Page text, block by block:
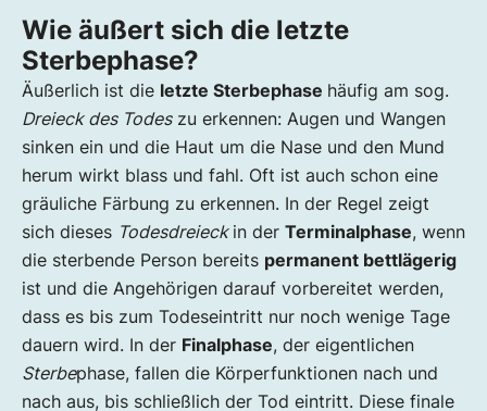
Wie äußert sich die letzte
Sterbephase?
Äußerlich ist die letzte Sterbephase häufig am sog.
Dreieck des Todeszu erkennen: Augen und Wangen
sinken ein und die Haut um die Nase und den Mund
herum wirkt blass und fahl. Oft ist auch schon eine
gräuliche Färbung zu erkennen. In der Regel zeigt
sich dieses Todesdreieck in der Terminalphase, wenn
die sterbende Person bereits permanent bettlägerig
ist und die Angehörigen darauf vorbereitet werden,
dass es bis zum Todeseintritt nur noch wenige Tage
dauern wird. In der Finalphase, der eigentlichen
Sterbephase, fallen die Körperfunktionen nach und
nach aus, bis schließlich der Tod eintritt. Diese finale